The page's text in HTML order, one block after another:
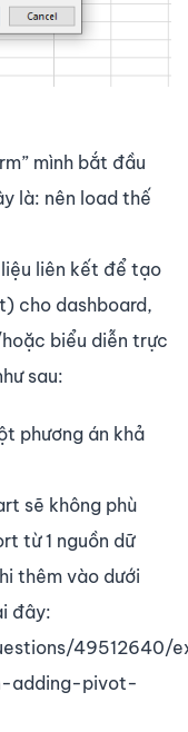
mình bắt đầu
là: nên load thế
liên kết để tạo
cho dashboard,
biểu diễn trực
sau:
phương án khả
sẽ không phù
từ 1 nguồn dữ
thêm vào dưới
đây:
49512640/
adding-pivot-